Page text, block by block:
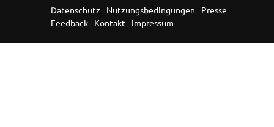
Datenschutz Nutzungsbedingungen
Presse
Feedback
Kontakt Impressum